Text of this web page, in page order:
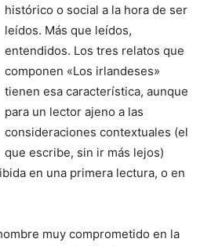
histórico o social a la hora de ser
leídos. Más que leídos,
entendidos. Los tres relatos que
componen «Los irlandeses»
tienen esa característica, aunque
para un lector ajeno a las
consideraciones contextuales (el
que escribe, sin ir más lejos)
en una primera lectura, o en
muy comprometido en la